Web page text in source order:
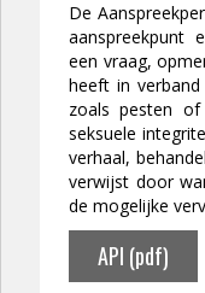
De
aanspreekpunt
een vraag,
heeft in
zoals pesten of
seksuele
verhaal,
verwijst door
de mogelijke
API (pdf)